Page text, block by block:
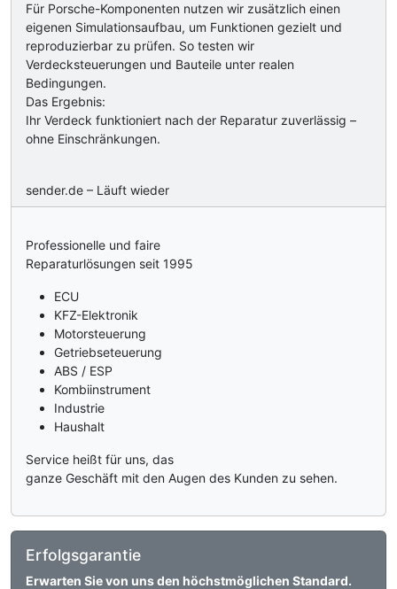
Für Porsche-Komponenten nutzen wir zusätzlich einen
eigenen Simulationsaufbau, um Funktionen gezielt und
reproduzierbar zu prüfen. So testen wir
Verdecksteuerungen und Bauteile unter realen
Bedingungen.
Das Ergebnis:
Ihr Verdeck funktioniert nach der Reparatur zuverlässig –
ohne Einschränkungen.
sender.de – Läuft wieder
Professionelle und faire
Reparaturlösungen seit 1995
ECU
KFZ-Elektronik
Motorsteuerung
Getriebseteuerung
ABS / ESP
Kombiinstrument
Industrie
Haushalt
Service heißt für uns, das
ganze Geschäft mit den Augen des Kunden zu sehen.
Erfolgsgarantie
Erwarten Sie von uns den höchstmöglichen Standard.